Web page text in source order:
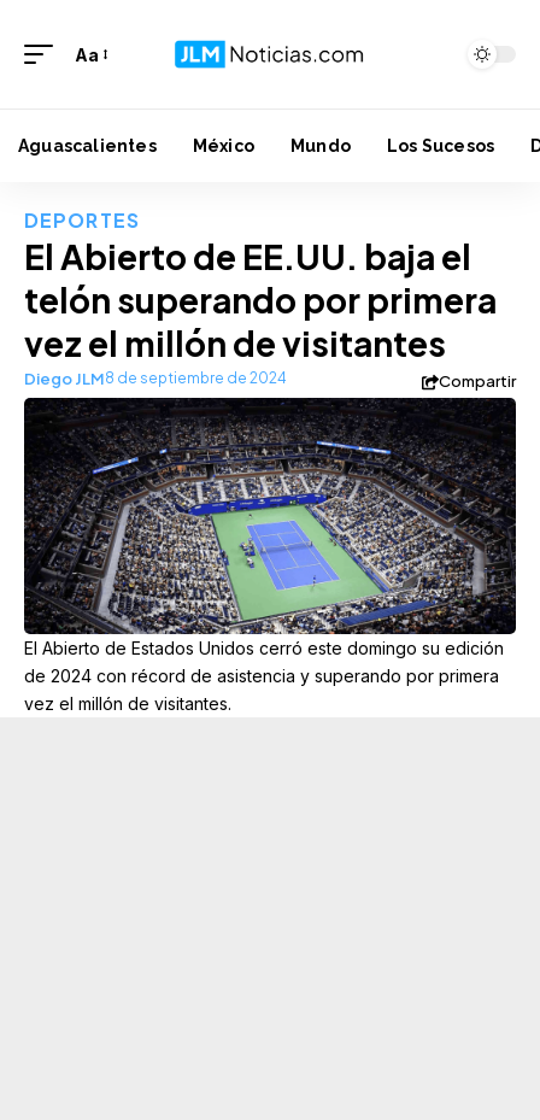
Aa
Aguascalientes México Mundo Los Sucesos
DEPORTES
El Abierto de EE.UU. baja el
telón superando por primera
vez el millón de visitantes
Diego JLM8 de septiembre de 2024 Compartir
El Abierto de Estados Unidos cerró este domingo su edición
de 2024 con récord de asistencia y superando por primera
vez el millón de visitantes.